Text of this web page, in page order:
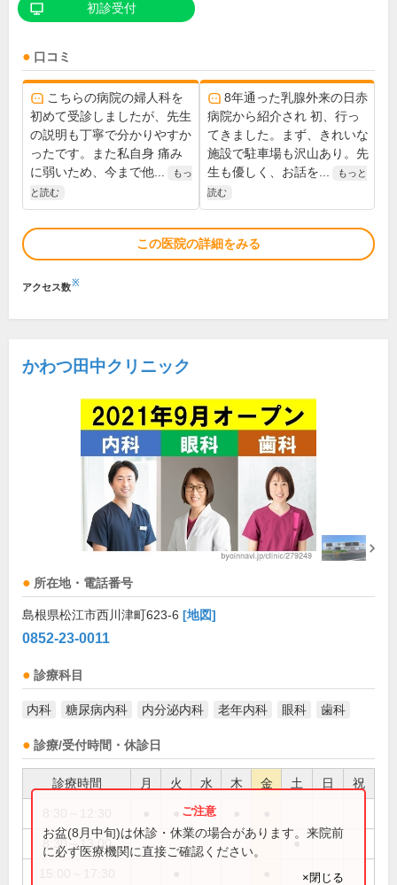
初診受付
口コミ
こちらの病院の婦人科を
初めて受診しましたが、先生
の説明も丁寧で分かりやすか
ったです。また私自身 痛み
に弱いため、今まで他...
もっ
と読む
8年通った乳腺外来の日赤
病院から紹介され 初、行っ
てきました。まず、きれいな
施設で駐車場も沢山あり。先
生も優しく、お話を...
もっと
読む
この医院の詳細をみる
アクセス数※
かわつ田中クリニック
所在地・電話番号
島根県松江市西川津町623-6 [地図]
0852-23-0011
診療科目
内科 糖尿病内科 内分泌内科 老年内科 眼科 歯科
診療/受付時間・休診日
診療時間 月 火 水 木 金 土 日 祝
●
8:30～13:00 ●
お盆(8月中旬)は休診・休業の場合があります。来院前
に必ず医療機関に直接ご確認ください。
×閉じる